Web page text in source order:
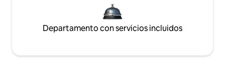
Departamento con servicios incluidos